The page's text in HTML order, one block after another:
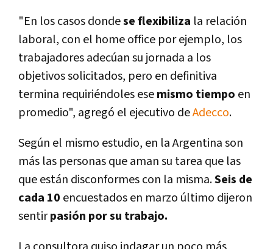
"En los casos dondese flexibiliza la relación
laboral, con el home office por ejemplo, los
trabajadores adecúan su jornada a los
objetivos solicitados, pero en definitiva
termina requiriéndoles esemismo tiempo en
promedio", agregó el ejecutivo deAdecco.
Según el mismo estudio, en la Argentina son
más las personas que aman su tarea que las
que están disconformes con la misma.Seis de
cada 10 encuestados en marzo último dijeron
sentirpasión por su trabajo.